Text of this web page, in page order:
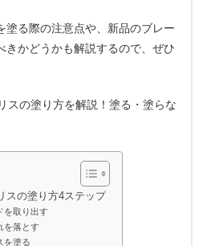
塗る際の注意点や、新品のブレー
きかどうかも解説するので、ぜひ
スの塗り方4ステップ
を取り出す
を落とす
を塗る